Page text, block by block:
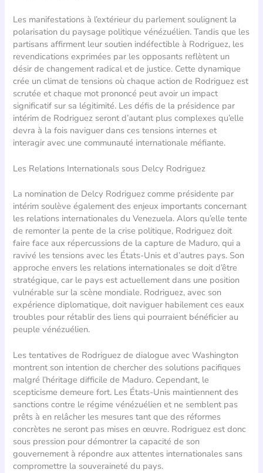
Les manifestations à l’extérieur du parlement soulignent la
polarisation du paysage politique vénézuélien. Tandis que les
partisans affirment leur soutien indéfectible à Rodriguez, les
revendications exprimées par les opposants reflètent un
désir de changement radical et de justice. Cette dynamique
crée un climat de tensions où chaque action de Rodriguez est
scrutée et chaque mot prononcé peut avoir un impact
significatif sur sa légitimité. Les défis de la présidence par
intérim de Rodriguez seront d’autant plus complexes qu’elle
devra à la fois naviguer dans ces tensions internes et
interagir avec une communauté internationale méfiante.
Les Relations Internationals sous Delcy Rodriguez
La nomination de Delcy Rodriguez comme présidente par
intérim soulève également des enjeux importants concernant
les relations internationales du Venezuela. Alors qu’elle tente
de remonter la pente de la crise politique, Rodriguez doit
faire face aux répercussions de la capture de Maduro, qui a
ravivé les tensions avec les États-Unis et d’autres pays. Son
approche envers les relations internationales se doit d’être
stratégique, car le pays est actuellement dans une position
vulnérable sur la scène mondiale. Rodriguez, avec son
expérience diplomatique, doit naviguer habilement ces eaux
troubles pour rétablir des liens qui pourraient bénéficier au
peuple vénézuélien.
Les tentatives de Rodriguez de dialogue avec Washington
montrent son intention de chercher des solutions pacifiques
malgré l’héritage difficile de Maduro. Cependant, le
scepticisme demeure fort. Les États-Unis maintiennent des
sanctions contre le régime vénézuélien et ne semblent pas
prêts à en relâcher les mesures tant que des réformes
concrètes ne seront pas mises en œuvre. Rodriguez est donc
sous pression pour démontrer la capacité de son
gouvernement à répondre aux attentes internationales sans
compromettre la souveraineté du pays.